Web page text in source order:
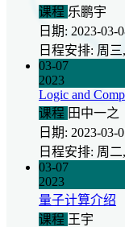
课程 乐鹏宇
日期: 2023-03-
日程安排: 周三
03-07
2023
Logic and
课程 田中一之
日期: 2023-03-
日程安排: 周二
03-07
2023
量子计算介绍
课程 王宇